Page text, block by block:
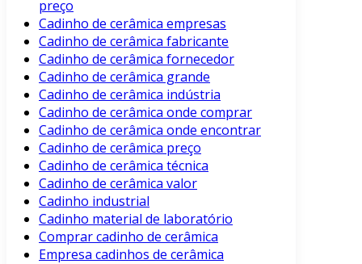
preço
Cadinho de cerâmica empresas
Cadinho de cerâmica fabricante
Cadinho de cerâmica fornecedor
Cadinho de cerâmica grande
Cadinho de cerâmica indústria
Cadinho de cerâmica onde comprar
Cadinho de cerâmica onde encontrar
Cadinho de cerâmica preço
Cadinho de cerâmica técnica
Cadinho de cerâmica valor
Cadinho industrial
Cadinho material de laboratório
Comprar cadinho de cerâmica
Empresa cadinhos de cerâmica